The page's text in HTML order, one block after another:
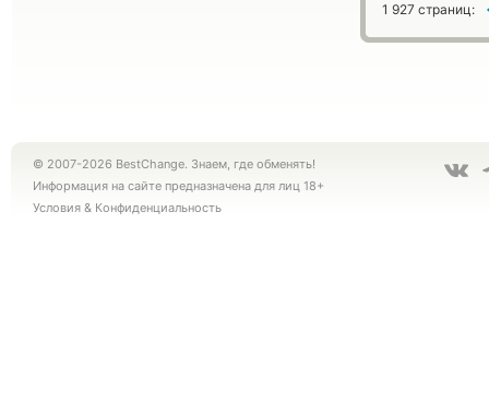
1 927 страниц:
© 2007-2026 BestChange. Знаем, где обменять!
Информация на сайте предназначена для лиц 18+
Условия & Конфиденциальность